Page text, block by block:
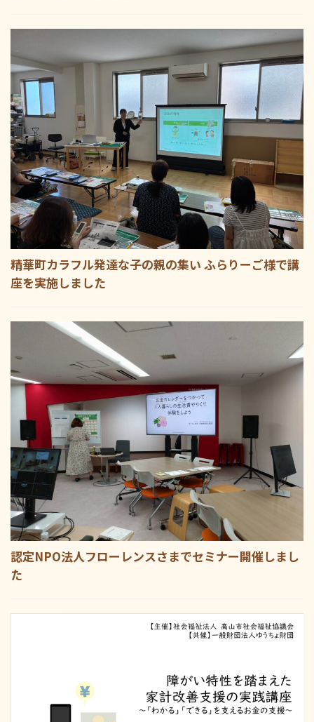
精華町カラフル発達な子の親の集い ふらりーご様で講
座を実施しました
認定NPO法人フローレンスさまでセミナー開催しまし
た